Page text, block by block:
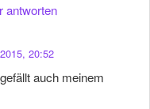
antworten
20:52
auch meinem